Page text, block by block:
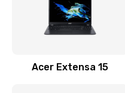
Acer Extensa 15